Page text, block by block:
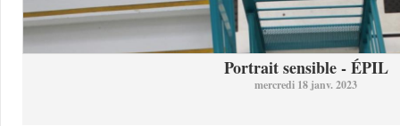
Portrait sensible - ÉPIL
mercredi 18 janv. 2023